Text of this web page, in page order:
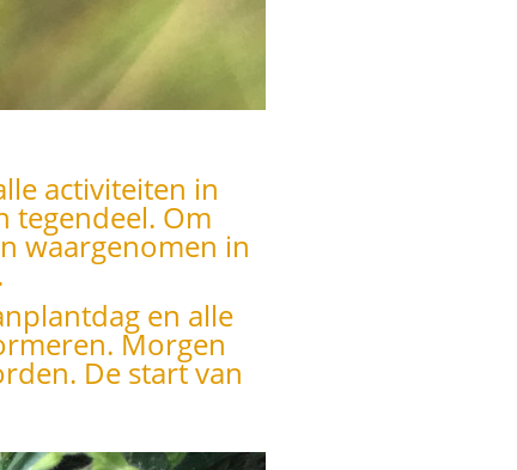
activiteiten in
tegendeel. Om
waargenomen in
en alle
Morgen
De start van